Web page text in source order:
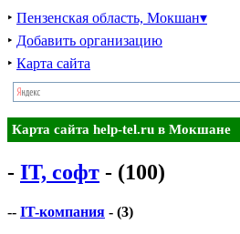
‣ Пензенская область, Мокшан▾
‣ Добавить организацию
‣ Карта сайта
Карта сайта help-tel.ru в Мокшане
- IT, софт - (100)
-- IT-компания - (3)